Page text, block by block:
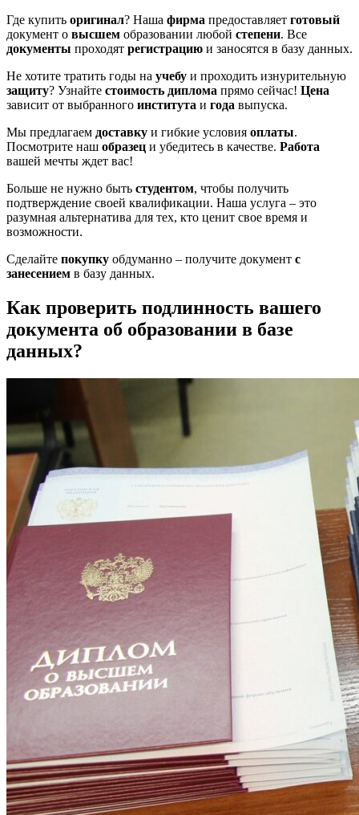
Где купить оригинал? Наша фирма предоставляет готовый
документ о высшем образовании любой степени. Все
документы проходят регистрацию и заносятся в базу данных.
Не хотите тратить годы на учебу и проходить изнурительную
защиту? Узнайте стоимость диплома прямо сейчас! Цена
зависит от выбранного института и года выпуска.
Мы предлагаем доставку и гибкие условия оплаты.
Посмотрите наш образец и убедитесь в качестве. Работа
вашей мечты ждет вас!
Больше не нужно быть студентом, чтобы получить
подтверждение своей квалификации. Наша услуга – это
разумная альтернатива для тех, кто ценит свое время и
возможности.
Сделайте покупку обдуманно – получите документ с
занесением в базу данных.
Как проверить подлинность вашего
документа об образовании в базе
данных?